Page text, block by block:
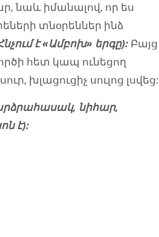
նաև իմանալով, որ ես
տնօրեններ ինձ
է «Ամբոխ» երգը): Բայց
հետ կապ ունեցող
խլացուցիչ սուլոց լսվեց:
նիհար,
է):